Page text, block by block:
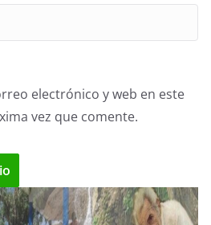
electrónico y web en este
vez que comente.